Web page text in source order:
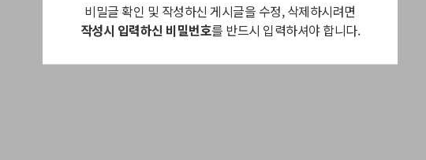
비밀글 확인 및 작성하신 게시글을 수정, 삭제하시려면
작성시 입력하신 비밀번호를 반드시 입력하셔야 합니다.